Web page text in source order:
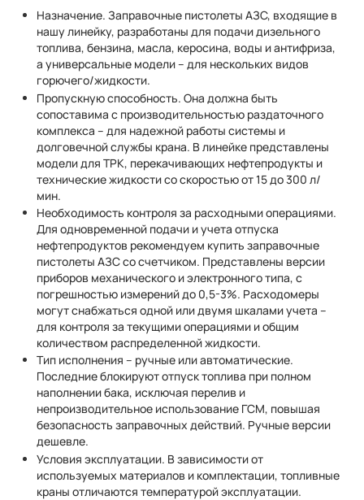
Назначение. Заправочные пистолеты АЗС, входящие в
нашу линейку, разработаны для подачи дизельного
топлива, бензина, масла, керосина, воды и антифриза,
а универсальные модели – для нескольких видов
горючего/жидкости.
Пропускную способность. Она должна быть
сопоставима с производительностью раздаточного
комплекса – для надежной работы системы и
долговечной службы крана. В линейке представлены
модели для ТРК, перекачивающих нефтепродукты и
технические жидкости со скоростью от 15 до 300 л/
мин.
Необходимость контроля за расходными операциями.
Для одновременной подачи и учета отпуска
нефтепродуктов рекомендуем купить заправочные
пистолеты АЗС со счетчиком. Представлены версии
приборов механического и электронного типа, с
погрешностью измерений до 0,5-3%. Расходомеры
могут снабжаться одной или двумя шкалами учета –
для контроля за текущими операциями и общим
количеством распределенной жидкости.
Тип исполнения – ручные или автоматические.
Последние блокируют отпуск топлива при полном
наполнении бака, исключая перелив и
непроизводительное использование ГСМ, повышая
безопасность заправочных действий. Ручные версии
дешевле.
Условия эксплуатации. В зависимости от
используемых материалов и комплектации, топливные
краны отличаются температурой эксплуатации.